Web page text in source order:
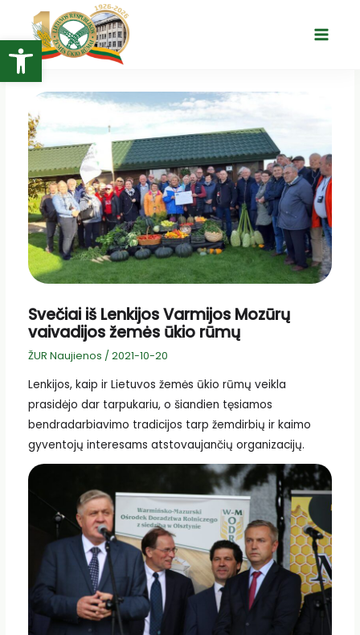
Open toolbar
turinio
Main
Svečiai iš Lenkijos Varmijos Mozūrų
vaivadijos žemės ūkio rūmų
ŽUR Naujienos / 2021-10-20
Lenkijos, kaip ir Lietuvos žemės ūkio rūmų veikla
prasidėjo dar tarpukariu, o šiandien tęsiamos
bendradarbiavimo tradicijos tarp žemdirbių ir kaimo
gyventojų interesams atstovaujančių organizacijų.